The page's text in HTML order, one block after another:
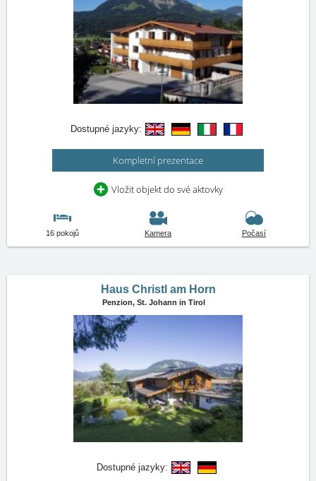
Dostupné jazyky:
Kompletní prezentace
Vložit objekt do své aktovky
16 pokojů Kamera Počasí
Haus Christl am Horn
Penzion, St. Johann in Tirol
Dostupné jazyky: